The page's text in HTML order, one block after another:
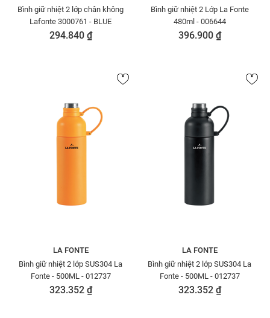
Bình giữ nhiệt 2 lớp chân không
Lafonte 3000761 - BLUE
294.840 ₫
Bình giữ nhiệt 2 Lớp La Fonte
480ml - 006644
396.900 ₫
LA FONTE
Bình giữ nhiệt 2 lớp SUS304 La
Fonte - 500ML - 012737
323.352 ₫
LA FONTE
Bình giữ nhiệt 2 lớp SUS304 La
Fonte - 500ML - 012737
323.352 ₫